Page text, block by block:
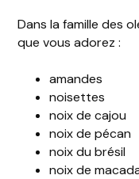
Dans la famille des
que vous adorez :
amandes
noisettes
noix de cajou
noix de pécan
noix du brésil
noix de